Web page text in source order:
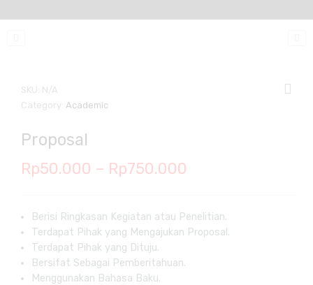
SKU: N/A
Category:Academic
Proposal
Rp50.000 – Rp750.000
Rp50.000
through
Berisi Ringkasan Kegiatan atau Penelitian.
Terdapat Pihak yang Mengajukan Proposal.
Terdapat Pihak yang Dituju.
Bersifat Sebagai Pemberitahuan.
Menggunakan Bahasa Baku.